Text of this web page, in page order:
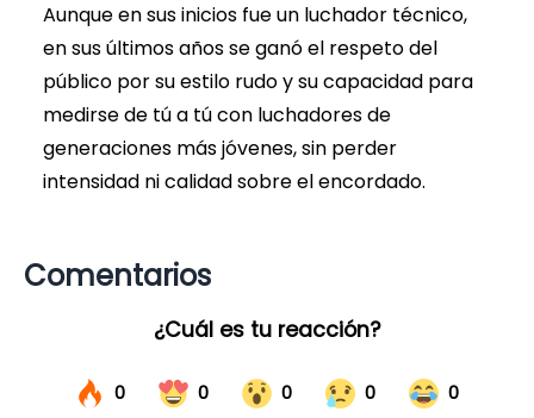
Aunque en sus inicios fue un luchador técnico,
en sus últimos años se ganó el respeto del
público por su estilo rudo y su capacidad para
medirse de tú a tú con luchadores de
generaciones más jóvenes, sin perder
intensidad ni calidad sobre el encordado.
Comentarios